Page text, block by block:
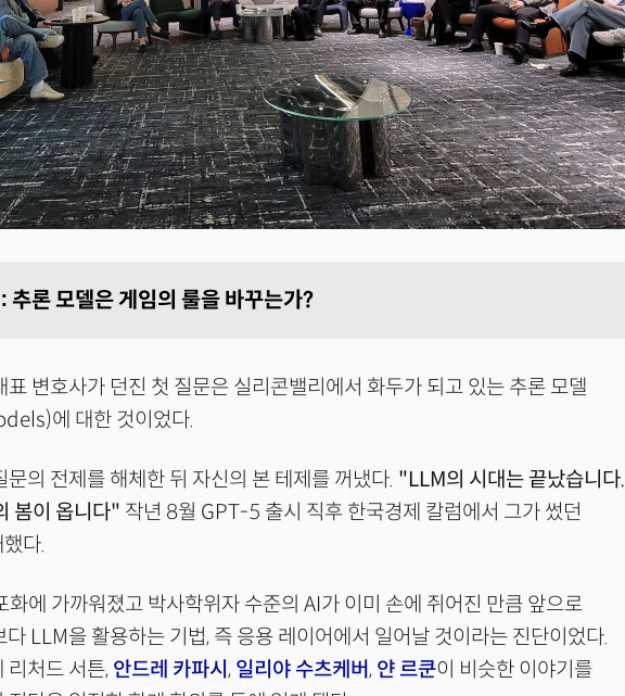
추론 모델은 게임의 룰을 바꾸는가?
표 변호사가 던진 첫 질문은 실리콘밸리에서 화두가 되고 있는 추론 모델
에 대한 것이었다.
문의 전제를 해체한 뒤 자신의 본 테제를 꺼냈다. "LLM의 시대는 끝났습니다.
봄이 옵니다" 작년 8월 GPT-5 출시 직후 한국경제 칼럼에서 그가 썼던
다.
화에 가까워졌고 박사학위자 수준의 AI가 이미 손에 쥐어진 만큼 앞으로
LLM을 활용하는 기법, 즉 응용 레이어에서 일어날 것이라는 진단이었다.
리처드 서튼, 안드레 카파시 , 일리야 수츠케버, 얀 르쿤이 비슷한 이야기를